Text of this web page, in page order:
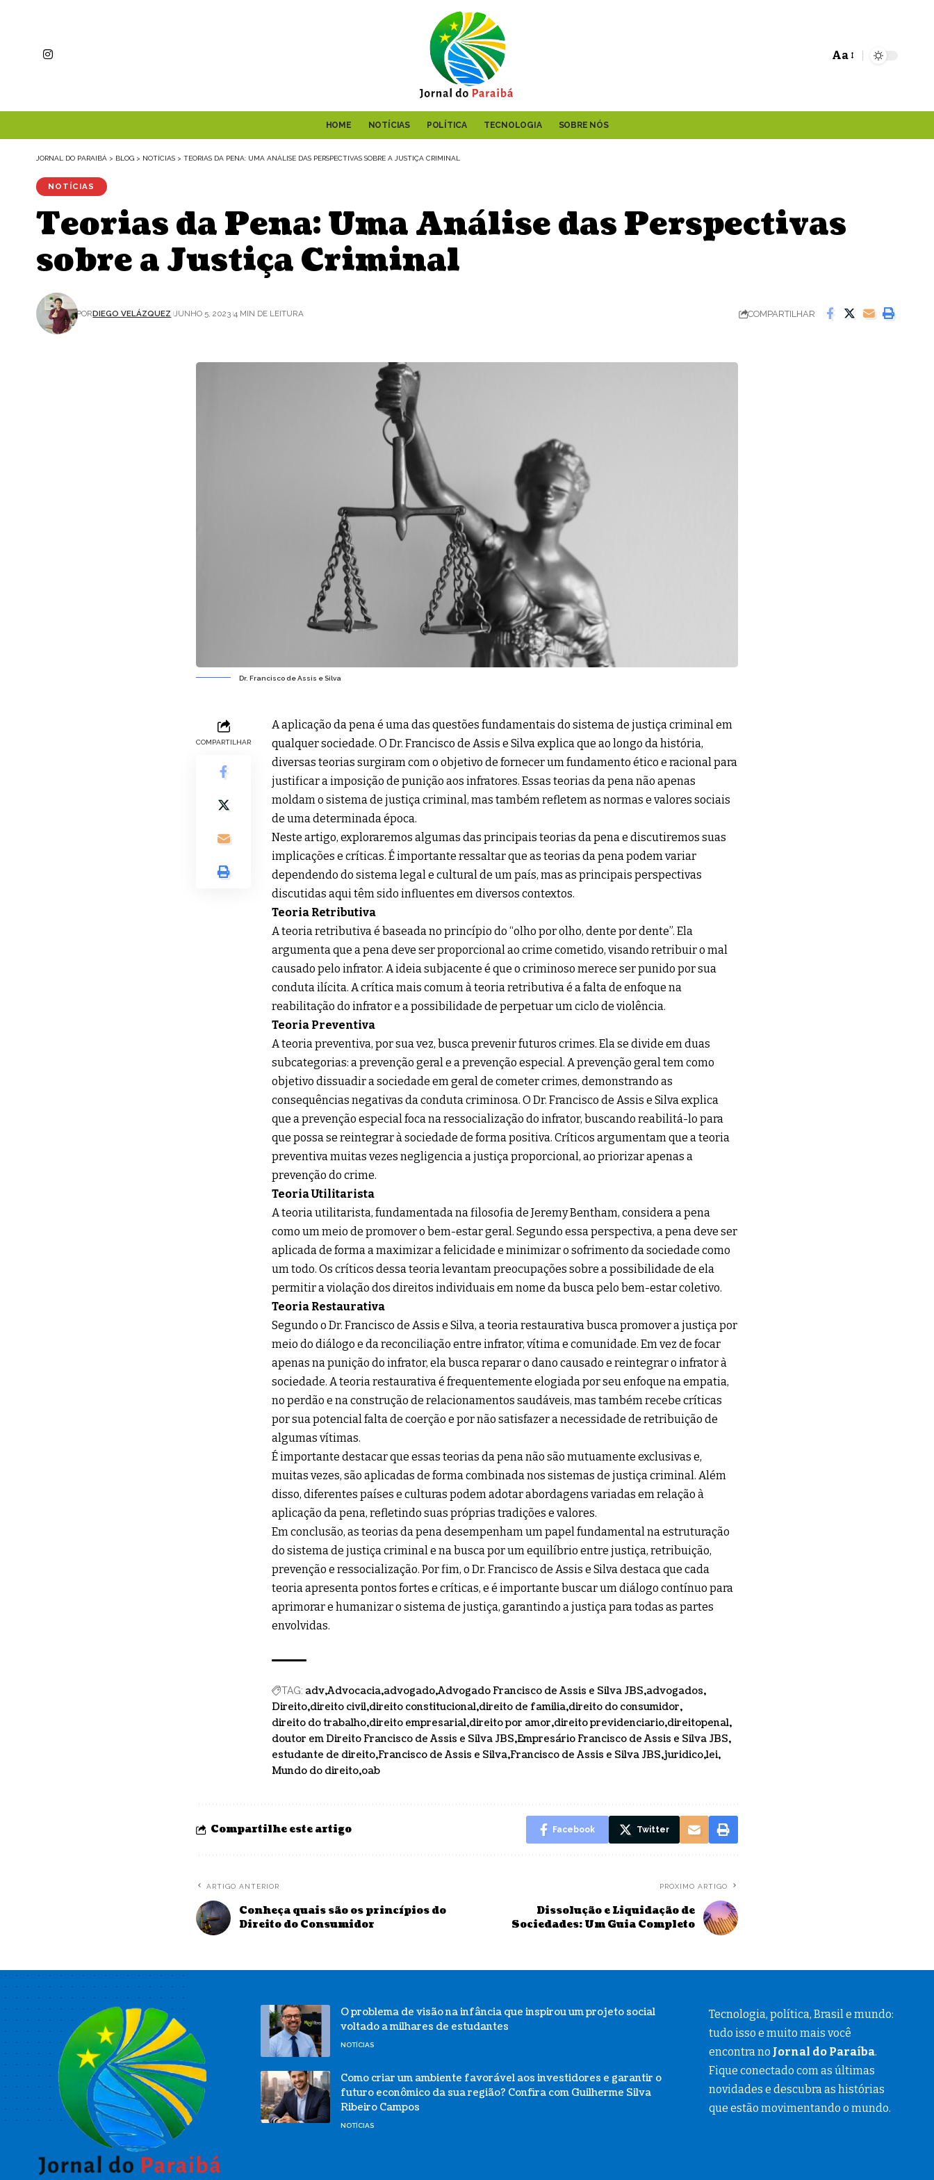
Aa
HOME NOTÍCIAS POLÍTICA TECNOLOGIA SOBRE NÓS
JORNAL DO PARAIBÁ > BLOG > NOTÍCIAS > TEORIAS DA PENA: UMA ANÁLISE DAS PERSPECTIVAS SOBRE A JUSTIÇA CRIMINAL
NOTÍCIAS
Teorias da Pena: Uma Análise das Perspectivas
sobre a Justiça Criminal
PORDIEGO VELÁZQUEZ JUNHO 5, 2023 4 MIN DE LEITURA COMPARTILHAR
Dr. Francisco de Assis e Silva
COMPARTILHAR
A aplicação da pena é uma das questões fundamentais do sistema de justiça criminal em
qualquer sociedade. O Dr. Francisco de Assis e Silva explica que ao longo da história,
diversas teorias surgiram com o objetivo de fornecer um fundamento ético e racional para
justificar a imposição de punição aos infratores. Essas teorias da pena não apenas
moldam o sistema de justiça criminal, mas também refletem as normas e valores sociais
de uma determinada época.
Neste artigo, exploraremos algumas das principais teorias da pena e discutiremos suas
implicações e críticas. É importante ressaltar que as teorias da pena podem variar
dependendo do sistema legal e cultural de um país, mas as principais perspectivas
discutidas aqui têm sido influentes em diversos contextos.
Teoria Retributiva
A teoria retributiva é baseada no princípio do “olho por olho, dente por dente”. Ela
argumenta que a pena deve ser proporcional ao crime cometido, visando retribuir o mal
causado pelo infrator. A ideia subjacente é que o criminoso merece ser punido por sua
conduta ilícita. A crítica mais comum à teoria retributiva é a falta de enfoque na
reabilitação do infrator e a possibilidade de perpetuar um ciclo de violência.
Teoria Preventiva
A teoria preventiva, por sua vez, busca prevenir futuros crimes. Ela se divide em duas
subcategorias: a prevenção geral e a prevenção especial. A prevenção geral tem como
objetivo dissuadir a sociedade em geral de cometer crimes, demonstrando as
consequências negativas da conduta criminosa. O Dr. Francisco de Assis e Silva explica
que a prevenção especial foca na ressocialização do infrator, buscando reabilitá-lo para
que possa se reintegrar à sociedade de forma positiva. Críticos argumentam que a teoria
preventiva muitas vezes negligencia a justiça proporcional, ao priorizar apenas a
prevenção do crime.
Teoria Utilitarista
A teoria utilitarista, fundamentada na filosofia de Jeremy Bentham, considera a pena
como um meio de promover o bem-estar geral. Segundo essa perspectiva, a pena deve ser
aplicada de forma a maximizar a felicidade e minimizar o sofrimento da sociedade como
um todo. Os críticos dessa teoria levantam preocupações sobre a possibilidade de ela
permitir a violação dos direitos individuais em nome da busca pelo bem-estar coletivo.
Teoria Restaurativa
Segundo o Dr. Francisco de Assis e Silva, a teoria restaurativa busca promover a justiça por
meio do diálogo e da reconciliação entre infrator, vítima e comunidade. Em vez de focar
apenas na punição do infrator, ela busca reparar o dano causado e reintegrar o infrator à
sociedade. A teoria restaurativa é frequentemente elogiada por seu enfoque na empatia,
no perdão e na construção de relacionamentos saudáveis, mas também recebe críticas
por sua potencial falta de coerção e por não satisfazer a necessidade de retribuição de
algumas vítimas.
É importante destacar que essas teorias da pena não são mutuamente exclusivas e,
muitas vezes, são aplicadas de forma combinada nos sistemas de justiça criminal. Além
disso, diferentes países e culturas podem adotar abordagens variadas em relação à
aplicação da pena, refletindo suas próprias tradições e valores.
Em conclusão, as teorias da pena desempenham um papel fundamental na estruturação
do sistema de justiça criminal e na busca por um equilíbrio entre justiça, retribuição,
prevenção e ressocialização. Por fim, o Dr. Francisco de Assis e Silva destaca que cada
teoria apresenta pontos fortes e críticas, e é importante buscar um diálogo contínuo para
aprimorar e humanizar o sistema de justiça, garantindo a justiça para todas as partes
envolvidas.
TAG: adv Advocacia advogado Advogado Francisco de Assis e Silva JBS advogados
Direito direito civil direito constitucional direito de familia direito do consumidor
direito do trabalho direito empresarial direito por amor direito previdenciario direitopenal
doutor em Direito Francisco de Assis e Silva JBS Empresário Francisco de Assis e Silva JBS
estudante de direito Francisco de Assis e Silva Francisco de Assis e Silva JBS juridico lei
Mundo do direito oab
Compartilhe este artigo Facebook Twitter
ARTIGO ANTERIOR
Conheça quais são os princípios do
Direito do Consumidor
PRÓXIMO ARTIGO
Dissolução e Liquidação de
Sociedades: Um Guia Completo
O problema de visão na infância que inspirou um projeto social
voltado a milhares de estudantes
NOTÍCIAS
Como criar um ambiente favorável aos investidores e garantir o
futuro econômico da sua região? Confira com Guilherme Silva
Ribeiro Campos
NOTÍCIAS
Tecnologia, política, Brasil e mundo:
tudo isso e muito mais você
encontra no Jornal do Paraíba.
Fique conectado com as últimas
novidades e descubra as histórias
que estão movimentando o mundo.